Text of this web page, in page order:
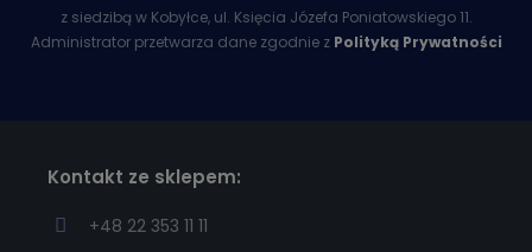
z siedzibą w Kobyłce, ul. Księcia Józefa Poniatowskiego 11.
Administrator przetwarza dane zgodnie z Polityką Prywatności
Kontakt ze sklepem:
+48 22 353 11 11